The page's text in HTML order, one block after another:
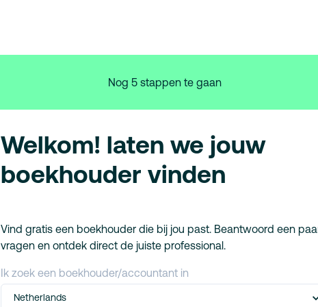
Nog 5 stappen te gaan
Welkom! laten we jouw
boekhouder vinden
Vind gratis een boekhouder die bij jou past. Beantwoord een
vragen en ontdek direct de juiste professional.
Ik zoek een boekhouder/accountant in
Netherlands